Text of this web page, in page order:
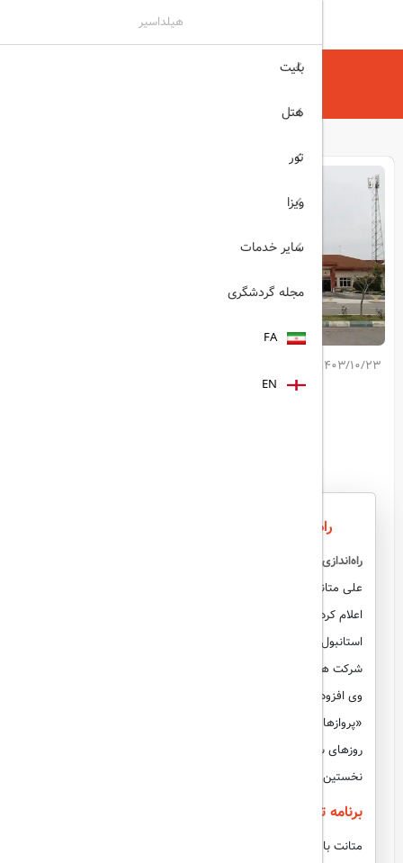
هیلداسیر
1403/10/23
راه‌اندازی پرواز گرگان به استانبول توسط یزد ایر
راه‌اندازی پرواز گرگان به استانبول از دوم بهمن ماه توسط یزد ایر
علی متانت، مدیرکل فرودگاه‌های گلستان، در گفت‌وگو با خبرنگاران
اعلام کرد که با تلاش‌ها و پیگیری‌های انجام‌شده، پرواز گرگان به
استانبول از دوم بهمن ماه برقرار خواهد شد. این پروازها توسط
شرکت هواپیمایی یزد ایر انجام می‌شود.
وی افزود:
«پروازهای گرگان-استانبول در حال حاضر به‌صورت هفتگی و در
روزهای سه‌شنبه از فرودگاه بین‌المللی گرگان انجام خواهد شد و
نخستین پرواز نیز در تاریخ دوم بهمن ماه برقرار می‌شود.»
برنامه توسعه پروازهای خارجی
متانت با اشاره به برنامه‌های توسعه پروازهای خارجی از مبدا گرگان
هیلداسیر
بلیت
هتل
تور
ویزا
سایر خدمات
مجله گردشگری
FA
EN